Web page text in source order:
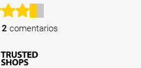
2 comentarios